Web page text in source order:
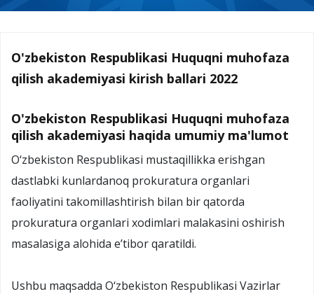
O'zbekiston Respublikasi Huquqni muhofaza
qilish akademiyasi kirish ballari 2022
O'zbekiston Respublikasi Huquqni muhofaza
qilish akademiyasi haqida umumiy ma'lumot
O‘zbekiston Respublikasi mustaqillikka erishgan
dastlabki kunlardanoq prokuratura organlari
faoliyatini takomillashtirish bilan bir qatorda
prokuratura organlari xodimlari malakasini oshirish
masalasiga alohida e’tibor qaratildi.
Ushbu maqsadda O‘zbekiston Respublikasi Vazirlar